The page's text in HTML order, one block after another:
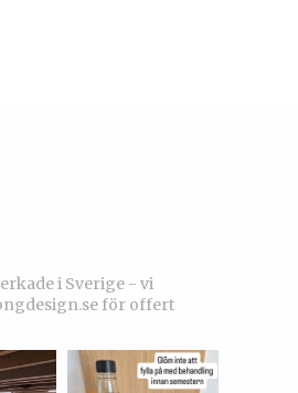
i Sverige - vi
för offert